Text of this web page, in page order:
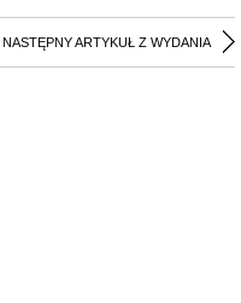
NASTĘPNY ARTYKUŁ Z WYDANIA